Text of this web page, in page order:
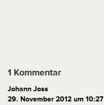
1 Kommentar
Johann Joss
29. November 2012 um 10:27